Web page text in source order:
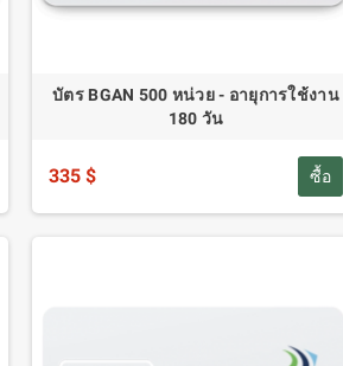
บัตร BGAN 500 หน่วย - อายุการใช้งาน
180 วัน
335 $ ซื้อ